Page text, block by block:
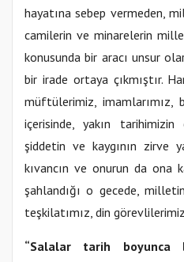
hayatına sebep vermeden,
camilerin ve minarelerin
konusunda bir aracı unsur
bir irade ortaya çıkmıştır.
müftülerimiz, imamlarımız,
içerisinde, yakın
şiddetin ve kaygının zirve
kıvancın ve onurun da ona
şahlandığı o gecede,
teşkilatımız, din
“Salalar tarih boyunca